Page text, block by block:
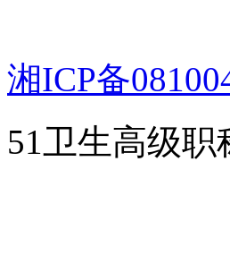
湘ICP备
51卫生高级职